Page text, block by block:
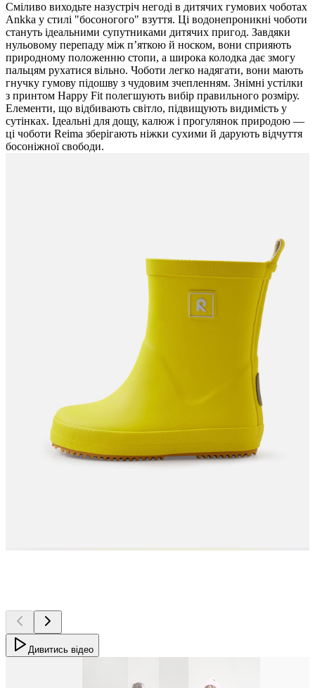
Сміливо виходьте назустріч негоді в дитячих гумових чоботах
Ankka у стилі "босоногого" взуття. Ці водонепроникні чоботи
стануть ідеальними супутниками дитячих пригод. Завдяки
нульовому перепаду між п’яткою й носком, вони сприяють
природному положенню стопи, а широка колодка дає змогу
пальцям рухатися вільно. Чоботи легко надягати, вони мають
гнучку гумову підошву з чудовим зчепленням. Знімні устілки
з принтом Happy Fit полегшують вибір правильного розміру.
Елементи, що відбивають світло, підвищують видимість у
сутінках. Ідеальні для дощу, калюж і прогулянок природою —
ці чоботи Reima зберігають ніжки сухими й дарують відчуття
босоніжної свободи.
Дивитись відео